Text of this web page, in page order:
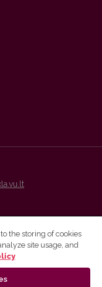
are distributed by
the storing of cookies
site usage, and